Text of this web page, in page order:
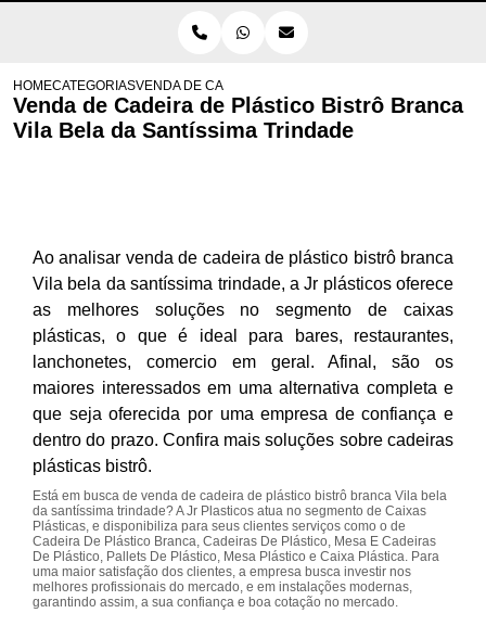
HOMECATEGORIASVENDA DE CADEIRA DE PLÁSTICO BISTRÔ BRANCA
Venda de Cadeira de Plástico Bistrô Branca
Vila Bela da Santíssima Trindade
Ao analisar venda de cadeira de plástico bistrô branca
Vila bela da santíssima trindade, a Jr plásticos oferece
as melhores soluções no segmento de caixas
plásticas, o que é ideal para bares, restaurantes,
lanchonetes, comercio em geral. Afinal, são os
maiores interessados em uma alternativa completa e
que seja oferecida por uma empresa de confiança e
dentro do prazo. Confira mais soluções sobre cadeiras
plásticas bistrô.
Está em busca de venda de cadeira de plástico bistrô branca Vila bela
da santíssima trindade? A Jr Plasticos atua no segmento de Caixas
Plásticas, e disponibiliza para seus clientes serviços como o de
Cadeira De Plástico Branca, Cadeiras De Plástico, Mesa E Cadeiras
De Plástico, Pallets De Plástico, Mesa Plástico e Caixa Plástica. Para
uma maior satisfação dos clientes, a empresa busca investir nos
melhores profissionais do mercado, e em instalações modernas,
garantindo assim, a sua confiança e boa cotação no mercado.